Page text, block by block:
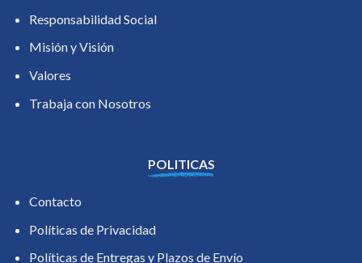
Responsabilidad Social
Misión y Visión
Valores
Trabaja con Nosotros
POLITICAS
Contacto
Políticas de Privacidad
Políticas de Entregas y Plazos de Envío